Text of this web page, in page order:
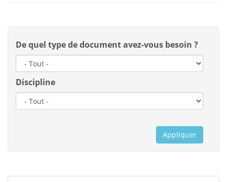
De quel type de document avez-vous besoin ?
Discipline
Appliquer